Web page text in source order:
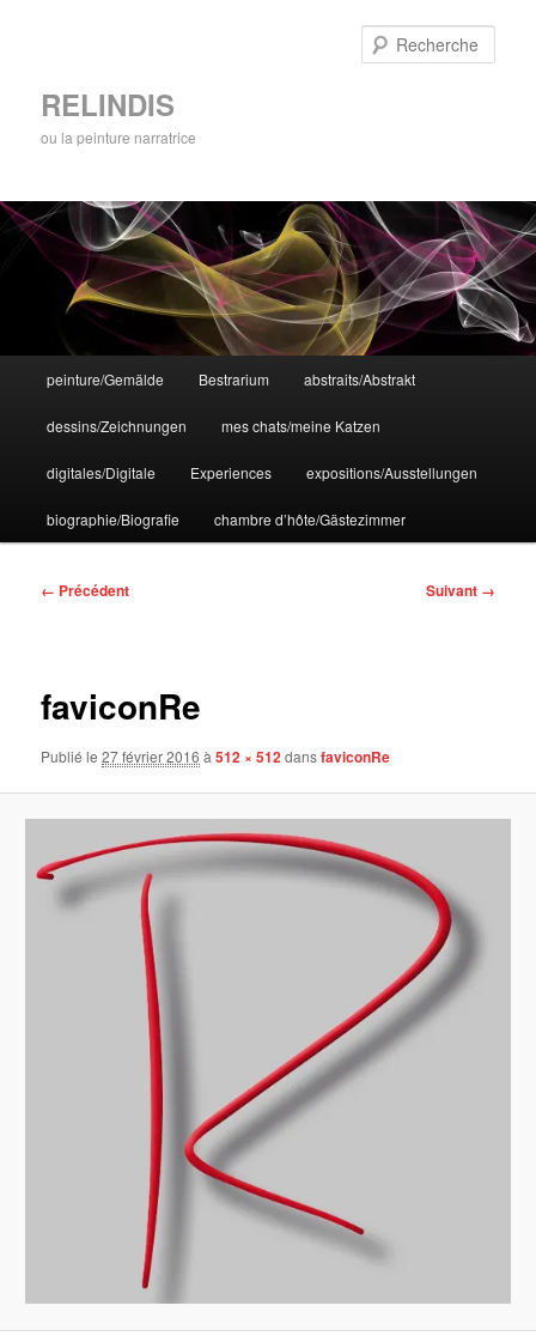
RELINDIS
ou la peinture narratrice
principal
peinture/Gemälde Bestrarium abstraits/Abstrakt
dessins/Zeichnungen mes chats/meine Katzen
digitales/Digitale Experiences expositions/Ausstellungen
biographie/Biografie chambre d’hôte/Gästezimmer
Navigation
← Précédent Suivant →
faviconRe
Publié le27 février 2016 à512 × 512dansfaviconRe